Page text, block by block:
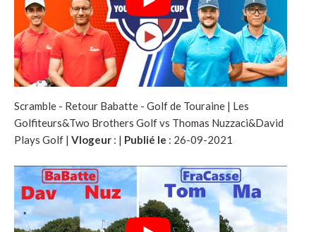
Scramble - Retour Babatte - Golf de Touraine | Les
Golfiteurs&Two Brothers Golf vs Thomas Nuzzaci&David
Plays Golf | Vlogeur : | Publié le : 26-09-2021